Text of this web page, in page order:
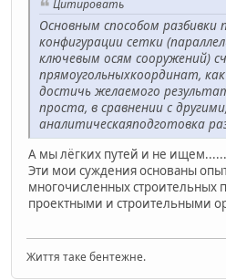
Цитировать
Основным способом разбивки
конфигурации сетки
ключевым осям сооружений)
прямоугольныхкоординат,
достичь желаемого
проста, в сравнении с
аналитическаяподготовка
А мы лёгких путей и не
Эти мои суждения основаны
многочисленных строительных
проектными и строительными
Життя таке бентежне.